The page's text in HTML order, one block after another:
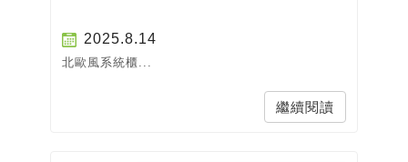
2025.8.14
北歐風系統櫃...
繼續閱讀